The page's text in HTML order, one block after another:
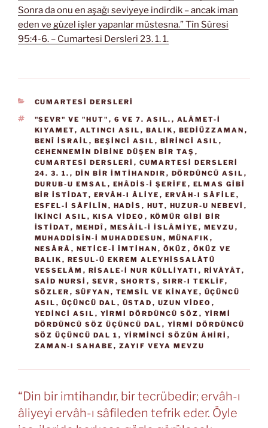
Sonra da onu en aşağı seviyeye indirdik – ancak iman
eden ve güzel işler yapanlar müstesna.” Tîn Sûresi
95:4-6. – Cumartesi Dersleri 23. 1. 1.
KATEGORILER
CUMARTESİ DERSLERİ
ETIKETLER
"SEVR" VE "HUT" , 6 VE 7. ASIL. , ALÂMET-I
KIYAMET, ALTINCI ASIL , BALIK , BEDIÜZZAMAN ,
BENÎ İSRAIL , BEŞİNCİ ASIL , BİRİNCİ ASIL ,
CEHENNEMIN DIBINE DÜŞEN BIR TAŞ ,
CUMARTESI DERSLERI , CUMARTESI DERSLERI
24. 3. 1. , DIN BIR IMTIHANDIR , DÖRDÜNCÜ ASIL ,
DURUB-U EMSAL , EHÂDIS-I ŞERIFE , ELMAS GIBI
BIR ISTIDAT, ERVÂH-I ÂLIYE , ERVÂH-I SÂFILE ,
ESFEL-I SÂFILÎN , HADIS , HUT, HUZUR-U NEBEVÎ ,
İKİNCİ ASIL , KISA VİDEO , KÖMÜR GIBI BIR
ISTIDAT, MEHDÎ , MESÂIL-I İSLÂMIYE , MEVZU ,
MUHADDISÎN-I MUHADDESUN , MÜNAFIK ,
NESÂRÂ , NETICE-I IMTIHAN , ÖKÜZ , ÖKÜZ VE
BALIK , RESUL-Ü EKREM ALEYHISSALÂTÜ
VESSELÂM , RISALE-I NUR KÜLLIYATI , RIVÂYÂT,
SAID NURSI , SEVR , SHORTS , SIRR-I TEKLIF,
SÖZLER , SÜFYAN , TEMSIL VE KINAYE , ÜÇÜNCÜ
ASIL , ÜÇÜNCÜ DAL , ÜSTAD , UZUN VİDEO ,
YEDİNCİ ASIL , YIRMI DÖRDÜNCÜ SÖZ , YIRMI
DÖRDÜNCÜ SÖZ ÜÇÜNCÜ DAL , YIRMI DÖRDÜNCÜ
SÖZ ÜÇÜNCÜ DAL 1 , YIRMINCI SÖZÜN ÂHIRI ,
ZAMAN-I SAHABE , ZAYIF VEYA MEVZU
“Din bir imtihandır, bir tecrübedir; ervâh-ı
âliyeyi ervâh-ı sâfileden tefrik eder. Öyle